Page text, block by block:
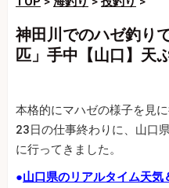
神田川でのハゼ釣り
匹」手中【山口】天
本格的にマハゼの様子を見
23日の仕事終わりに、山口
に行ってきました。
●山口県のリアルタイム天気